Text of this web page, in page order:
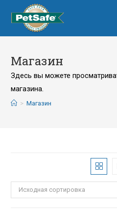
Магазин
Здесь вы можете
магазина.
> Магазин
Исходная сортировка